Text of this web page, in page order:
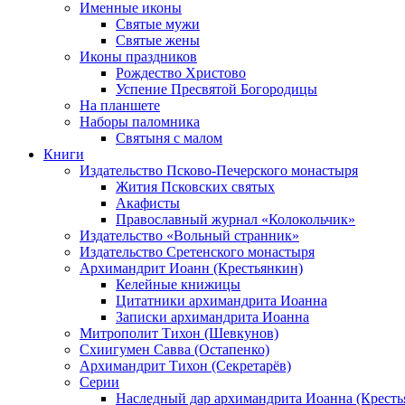
Именные иконы
Святые мужи
Святые жены
Иконы праздников
Рождество Христово
Успение Пресвятой Богородицы
На планшете
Наборы паломника
Святыня с малом
Книги
Издательство Псково-Печерского монастыря
Жития Псковских святых
Акафисты
Православный журнал «Колокольчик»
Издательство «Вольный странник»
Издательство Сретенского монастыря
Архимандрит Иоанн (Крестьянкин)
Келейные книжицы
Цитатники архимандрита Иоанна
Записки архимандрита Иоанна
Митрополит Тихон (Шевкунов)
Схиигумен Савва (Остапенко)
Архимандрит Тихон (Секретарёв)
Серии
Наследный дар архимандрита Иоанна